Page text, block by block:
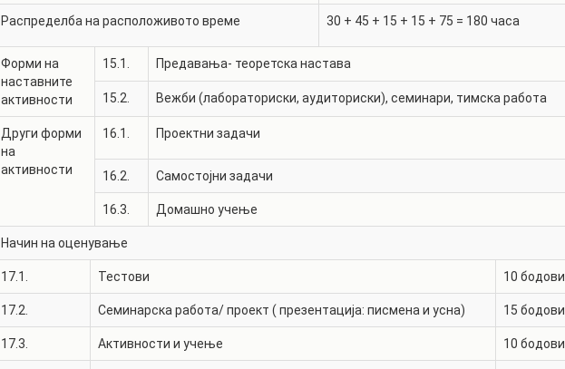
Распределба на расположивото време 30 + 45 + 15 + 15 + 75 = 180 часа
Форми на
наставните
активности
15.1. Предавања- теоретска настава
15.2. Вежби (лабораториски, аудиториски), семинари, тимска работа
Други форми
на
активности
16.1. Проектни задачи
16.2. Самостојни задачи
16.3. Домашно учење
Начин на оценување
17.1. Тестови 10 бодови
17.2. Семинарска работа/ проект ( презентација: писмена и усна) 15 бодови
17.3. Активности и учење 10 бодови